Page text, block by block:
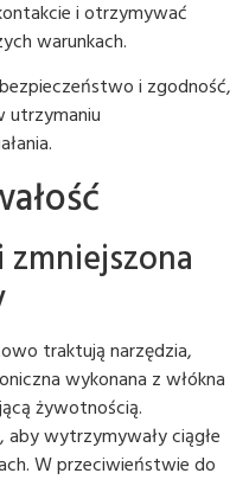
i otrzymywać
warunkach.
i zgodność,
utrzymaniu
zmniejszona
traktują narzędzia,
wykonana z włókna
żywotnością.
wytrzymywały ciągłe
W przeciwieństwie do